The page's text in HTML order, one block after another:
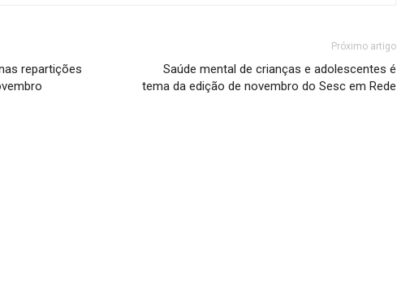
repartições
Próximo artigo
Saúde mental de crianças e adolescentes é
tema da edição de novembro do Sesc em Rede